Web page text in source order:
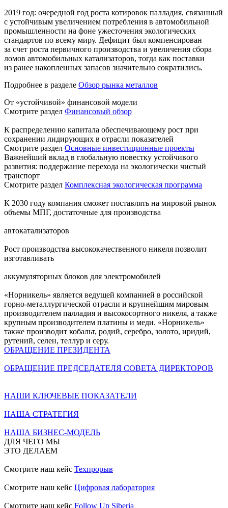
2019 год: очередной год роста котировок палладия, связанный
с устойчивым увеличением потребления в автомобильной
промышленности на фоне ужесточения экологических
стандартов по всему миру. Дефицит был компенсирован
за счет роста первичного производства и увеличения сбора
ломов автомобильных катализаторов, тогда как поставки
из ранее накопленных запасов значительно сократились.
Подробнее в разделе Обзор рынка металлов
От «устойчивой» финансовой модели
Смотрите раздел Финансовый обзор
К распределению капитала обеспечивающему рост при
сохранении лидирующих в отрасли показателей
Смотрите раздел Основные инвестиционные проекты
Важнейший вклад в глобальную повестку устойчивого
развития: поддержание перехода на экологически чистый
транспорт
Смотрите раздел Комплексная экологическая программа
К 2030 году компания сможет поставлять на мировой рынок
объемы МПГ, достаточные для производства
автокатализаторов
Рост производства высококачественного никеля позволит
изготавливать
аккумуляторных блоков для электромобилей
«Норникель» является ведущей компанией в российской
горно-металлургической отрасли и крупнейшим мировым
производителем палладия и высокосортного никеля, а также
крупным производителем платины и меди. «Норникель»
также производит кобальт, родий, серебро, золото, иридий,
рутений, селен, теллур и серу.
ОБРАЩЕНИЕ ПРЕЗИДЕНТА
ОБРАЩЕНИЕ ПРЕДСЕДАТЕЛЯ СОВЕТА ДИРЕКТОРОВ
НАШИ КЛЮЧЕВЫЕ ПОКАЗАТЕЛИ
НАША СТРАТЕГИЯ
НАША БИЗНЕС-МОДЕЛЬ
ДЛЯ ЧЕГО МЫ
ЭТО ДЕЛАЕМ
Смотрите наш кейс Техпрорыв
Смотрите наш кейс Цифровая лаборатория
Смотрите наш кейс Follow Up Siberia